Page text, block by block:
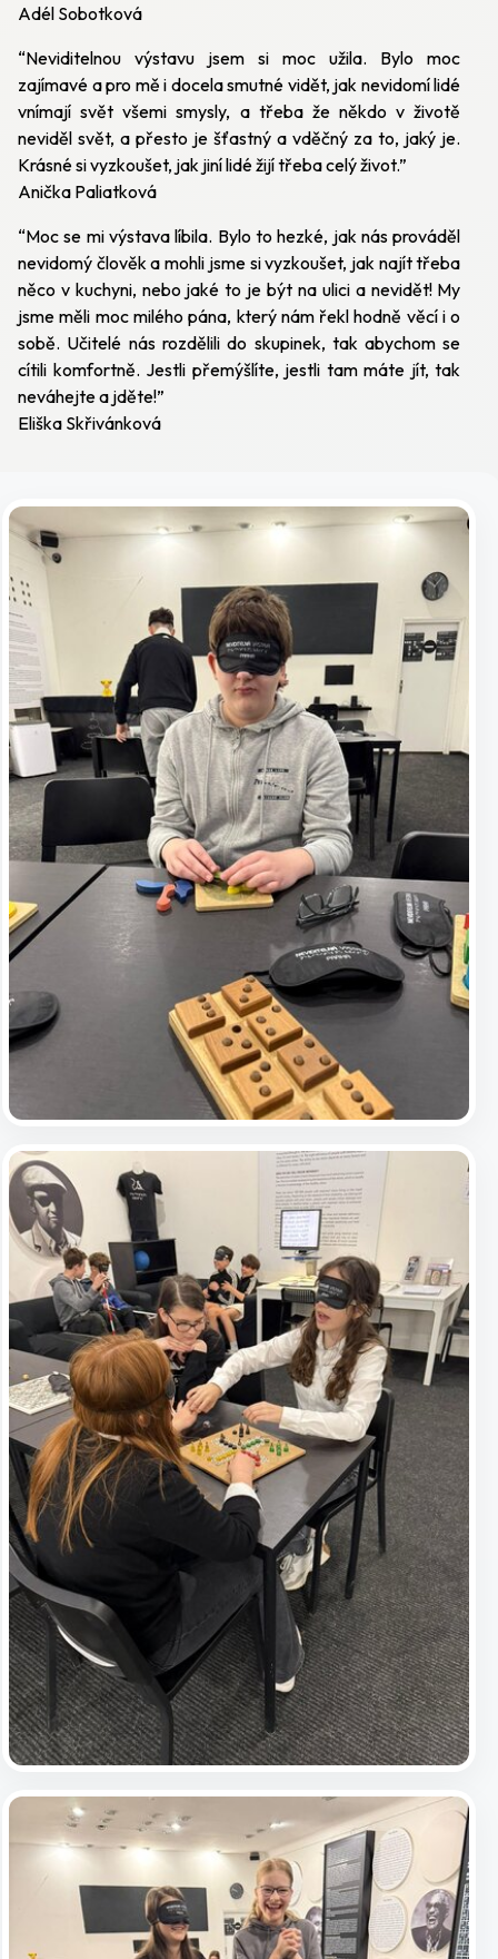
Adél Sobotková
“Neviditelnou výstavu jsem si moc užila. Bylo moc
zajímavé a pro mě i docela smutné vidět, jak nevidomí lidé
vnímají svět všemi smysly, a třeba že někdo v životě
neviděl svět, a přesto je šťastný a vděčný za to, jaký je.
Krásné si vyzkoušet, jak jiní lidé žijí třeba celý život.”
Anička Paliatková
“Moc se mi výstava líbila. Bylo to hezké, jak nás prováděl
nevidomý člověk a mohli jsme si vyzkoušet, jak najít třeba
něco v kuchyni, nebo jaké to je být na ulici a nevidět! My
jsme měli moc milého pána, který nám řekl hodně věcí i o
sobě. Učitelé nás rozdělili do skupinek, tak abychom se
cítili komfortně. Jestli přemýšlíte, jestli tam máte jít, tak
neváhejte a jděte!”
Eliška Skřivánková